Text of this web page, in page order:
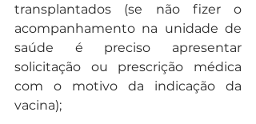
transplantados (se não fizer o
acompanhamento na unidade de
saúde é preciso apresentar
solicitação ou prescrição médica
com o motivo da indicação da
vacina);